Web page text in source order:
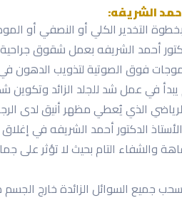
الشريفه:
بخطوة التخدير الكلي أو النصفي أو
أحمد الشريفه بعمل شقوق
فوق الصوتية لتذويب الدهون
في عمل شد للجلد الزائد وتكوين
الذي يُعطي مظهر أنيق لدى
الدكتور أحمد الشريفه في
والشفاء التام بحيث لا تؤثر على
جميع السوائل الزائدة خارج الجسم